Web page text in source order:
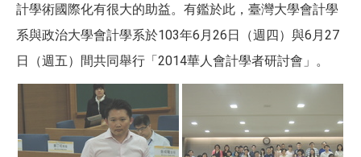
計學術國際化有很大的助益。有鑑於此，臺灣大學會計學
系與政治大學會計學系於103年6月26日（週四）與6月27
日（週五）間共同舉行「2014華人會計學者研討會」。